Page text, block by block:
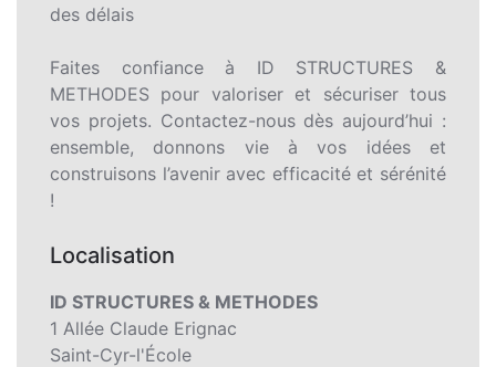
des délais
Faites confiance à ID STRUCTURES &
METHODES pour valoriser et sécuriser tous
vos projets. Contactez-nous dès aujourd’hui :
ensemble, donnons vie à vos idées et
construisons l’avenir avec efficacité et sérénité
!
Localisation
ID STRUCTURES & METHODES
1 Allée Claude Erignac
Saint-Cyr-l'École